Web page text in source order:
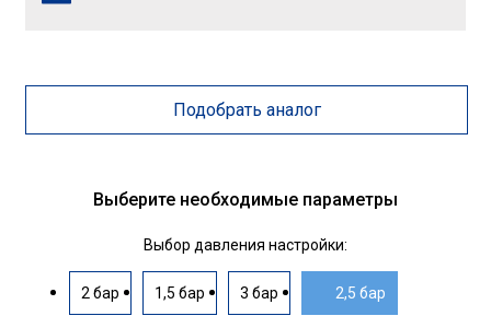
Подобрать аналог
Выберите необходимые параметры
Выбор давления настройки:
2 бар 1,5 бар 3 бар 2,5 бар